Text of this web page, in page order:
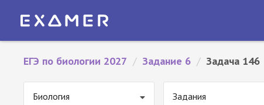
ЕГЭ по биологии 2027 / Задание 6 / Задача 146
Биология Задания